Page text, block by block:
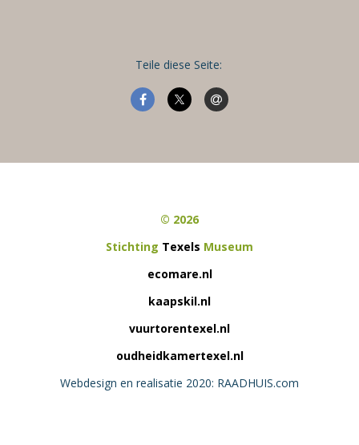
Teile diese Seite:
© 2026
Stichting Texels Museum
ecomare.nl
kaapskil.nl
vuurtorentexel.nl
oudheidkamertexel.nl
Webdesign en realisatie 2020: RAADHUIS.com